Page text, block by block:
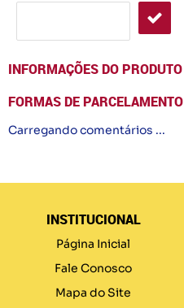
INFORMAÇÕES DO PRODUTO
FORMAS DE PARCELAMENTO
Carregando comentários ...
INSTITUCIONAL
Página Inicial
Fale Conosco
Mapa do Site